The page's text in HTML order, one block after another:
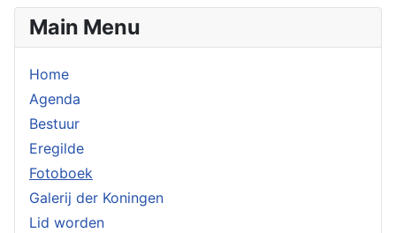
Main Menu
Home
Agenda
Bestuur
Eregilde
Fotoboek
Galerij der Koningen
Lid worden